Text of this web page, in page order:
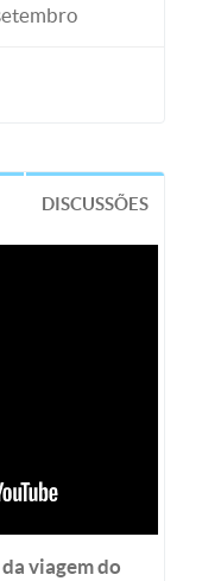
DISCUSSÕES
viagem do